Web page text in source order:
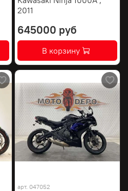
2011
645000 руб
В корзину
арт. 047052